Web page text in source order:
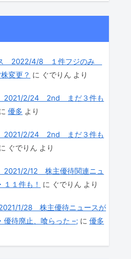
ス 2022/4/8 １件フジのみ
変更？ に ぐでりん より
2021/2/24 2nd まだ３件も
優多 より
2021/2/24 2nd まだ３件も
ぐでりん より
2/12 株主優待関連ニュ
１１件も！ に ぐでりん より
1/28 株主優待ニュースが
待廃止、喰らった –; に 優多